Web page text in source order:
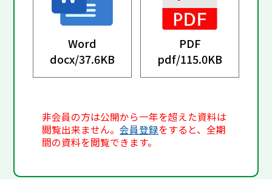
Word
docx/37.6KB
PDF
pdf/115.0KB
非会員の方は公開から一年を超えた資料は
閲覧出来ません。会員登録をすると、全期
間の資料を閲覧できます。